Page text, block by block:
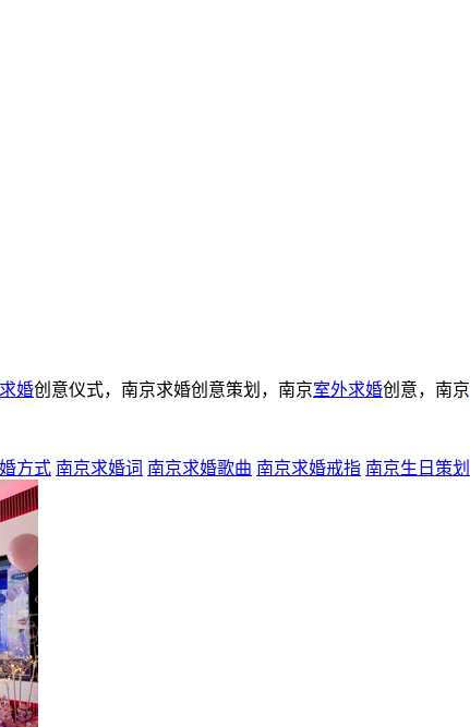
求婚创意仪式，南京求婚创意策划，南京室外求婚创意，南京
方式 南京求婚词 南京求婚歌曲 南京求婚戒指 南京生日策划